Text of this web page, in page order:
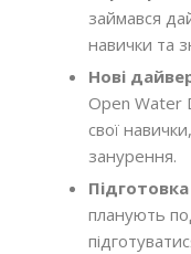
займався
навички та
Нові
Open Water
свої
занурення.
планують